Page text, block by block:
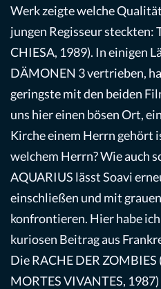
Werk zeigte welche
jungen Regisseur steckten:
CHIESA, 1989). In einigen
DÄMONEN 3 vertrieben,
geringste mit den beiden
uns hier einen bösen Ort,
Kirche einem Herrn gehört
welchem Herrn? Wie auch
AQUARIUS lässt Soavi
einschließen und mit
konfrontieren. Hier habe
kuriosen Beitrag aus
Die RACHE DER ZOMBIES
MORTES VIVANTES,